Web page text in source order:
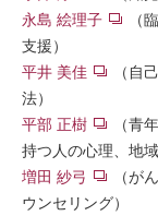
永島 絵理子
（
支援）
平井 美佳
（自
法）
平部 正樹
（青
持つ人の心理、地域
増田 紗弓
（が
ウンセリング）